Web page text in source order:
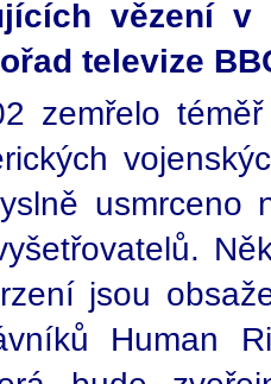
vězení
televize
zemřelo
usmrceno
jsou
Human